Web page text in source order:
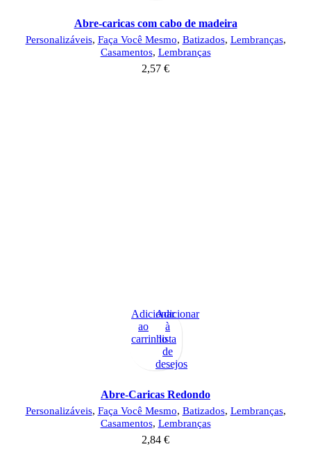
Abre-caricas com cabo de madeira
Personalizáveis, Faça Você Mesmo, Batizados, Lembranças,
Casamentos, Lembranças
2,57 €
Adicionar
ao
carrinho
Adicionar
à
lista
de
desejos
Abre-Caricas Redondo
Personalizáveis, Faça Você Mesmo, Batizados, Lembranças,
Casamentos, Lembranças
2,84 €